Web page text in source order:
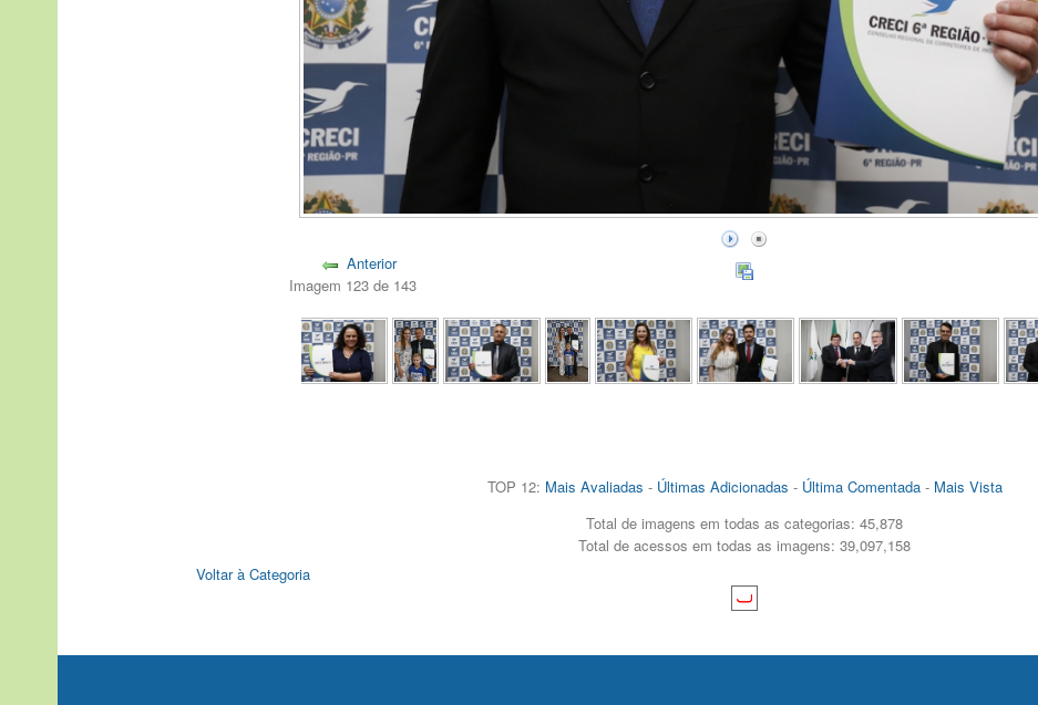
Anterior
Imagem 123 de 143
TOP 12: Mais Avaliadas - Últimas Adicionadas - Última Comentada- Mais Vista
Total de imagens em todas as categorias: 45,878
Total de acessos em todas as imagens: 39,097,158
Voltar à Categoria